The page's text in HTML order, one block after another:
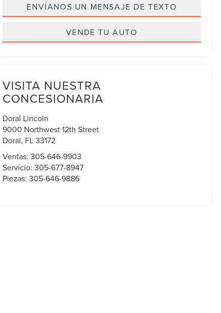
ENVÍANOS UN MENSAJE DE TEXTO
VENDE TU AUTO
VISITA NUESTRA
CONCESIONARIA
Doral Lincoln
9000 Northwest 12th Street
Doral, FL 33172
Ventas: 305-646-9903
Servicio: 305-677-8947
Piezas: 305-646-9886